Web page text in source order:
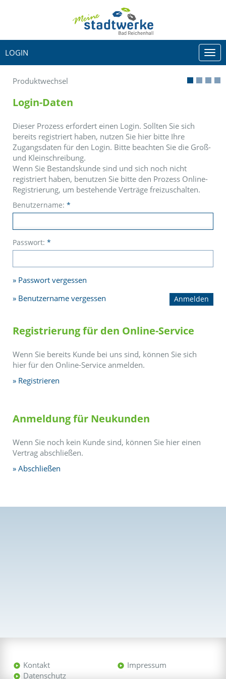
LOGIN
Produktwechsel
Login-Daten
Dieser Prozess erfordert einen Login. Sollten Sie sich
bereits registriert haben, nutzen Sie hier bitte Ihre
Zugangsdaten für den Login. Bitte beachten Sie die Groß-
und Kleinschreibung.
Wenn Sie Bestandskunde sind und sich noch nicht
registriert haben, benutzen Sie bitte den Prozess Online-
Registrierung, um bestehende Verträge freizuschalten.
Benutzername: *
Passwort: *
Passwort vergessen
Benutzername vergessen
Registrierung für den Online-Service
Wenn Sie bereits Kunde bei uns sind, können Sie sich
hier für den Online-Service anmelden.
Registrieren
Anmeldung für Neukunden
Wenn Sie noch kein Kunde sind, können Sie hier einen
Vertrag abschließen.
Abschließen
Kontakt
Impressum
Datenschutz